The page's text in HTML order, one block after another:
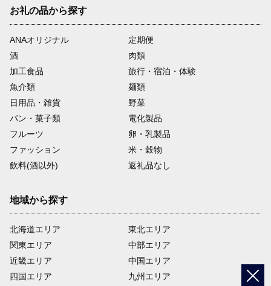
お礼の品から探す
ANAオリジナル
定期便
酒
肉類
加工食品
旅行・宿泊・体験
魚介類
麺類
日用品・雑貨
野菜
パン・菓子類
電化製品
フルーツ
卵・乳製品
ファッション
米・穀物
飲料(酒以外)
返礼品なし
地域から探す
北海道エリア
関東エリア
近畿エリア
四国エリア
東北エリア
中部エリア
中国エリア
九州エリア